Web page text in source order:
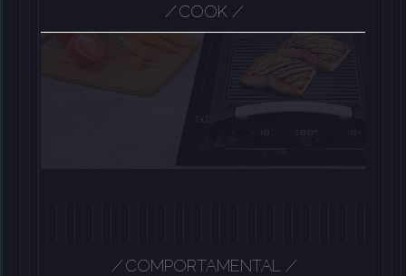
/ COOK /
/ COMPORTAMENTAL /